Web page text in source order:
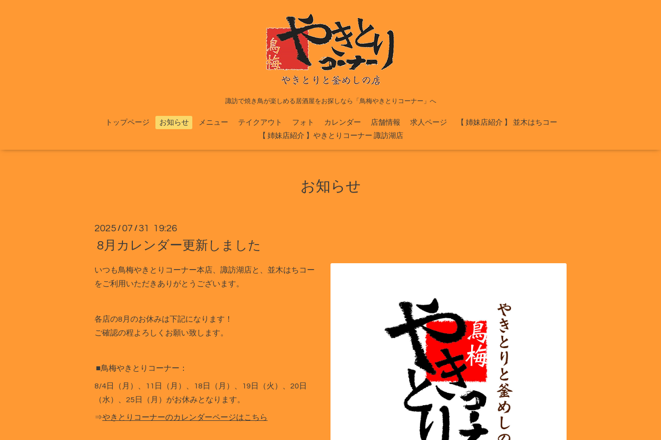
諏訪で焼き鳥が楽しめる居酒屋をお探しなら「鳥梅やきとりコーナー」へ
トップページ お知らせ メニュー テイクアウト フォト カレンダー 店舗情報 求人ページ
【 姉妹店紹介 】 並木はちコー
【 姉妹店紹介 】やきとりコーナー 諏訪湖店
お知らせ
2025 / 07 /31 19:26
8月カレンダー更新しました
いつも鳥梅やきとりコーナー本店、諏訪湖店と、並木はちコー
をご利用いただきありがとうございます。
各店の8月のお休みは下記になります！
ご確認の程よろしくお願い致します。
■鳥梅やきとりコーナー：
8/4日（月）、11日（月）、18日（月）、19日（火）、20日
（水）、25日（月）がお休みとなります。
⇒やきとりコーナーのカレンダーページはこちら